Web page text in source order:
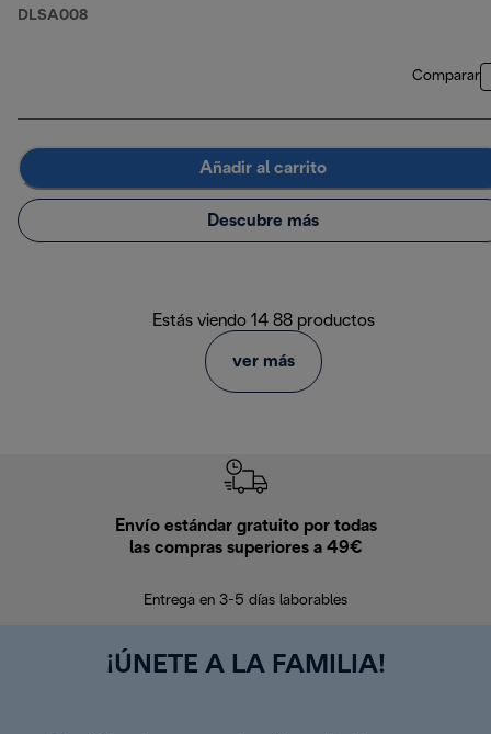
DLSA008
Comparar
Añadir al carrito
Descubre más
Estás viendo 14 88 productos
ver más
Envío estándar gratuito por todas
las compras superiores a 49€
Entrega en 3-5 días laborables
¡ÚNETE A LA FAMILIA!